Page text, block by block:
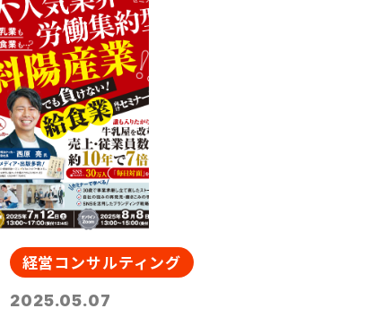
経営コンサルティング
2025.05.07